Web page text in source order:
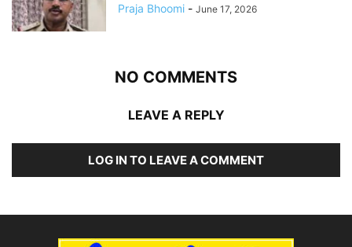
Praja Bhoomi - June 17, 2026
NO COMMENTS
LEAVE A REPLY
LOG IN TO LEAVE A COMMENT